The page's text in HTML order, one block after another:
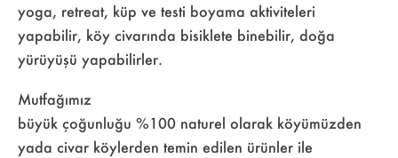
yoga, retreat, küp ve testi boyama aktiviteleri
yapabilir, köy civarında bisiklete binebilir, doğa
yürüyüşü yapabilirler.
Mutfağımız
büyük çoğunluğu %100 naturel olarak köyümüzden
yada civar köylerden temin edilen ürünler ile